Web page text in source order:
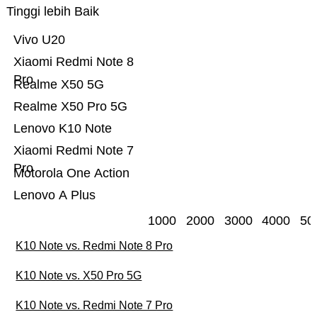
Tinggi lebih Baik
Lenovo A Plus
Motorola One Action
Xiaomi Redmi Note 7
Pro
Lenovo K10 Note
Realme X50 Pro 5G
Realme X50 5G
Xiaomi Redmi Note 8
Pro
Vivo U20
1000 2000 3000 4000
K10 Note vs. Redmi Note 8 Pro
K10 Note vs. X50 Pro 5G
K10 Note vs. Redmi Note 7 Pro